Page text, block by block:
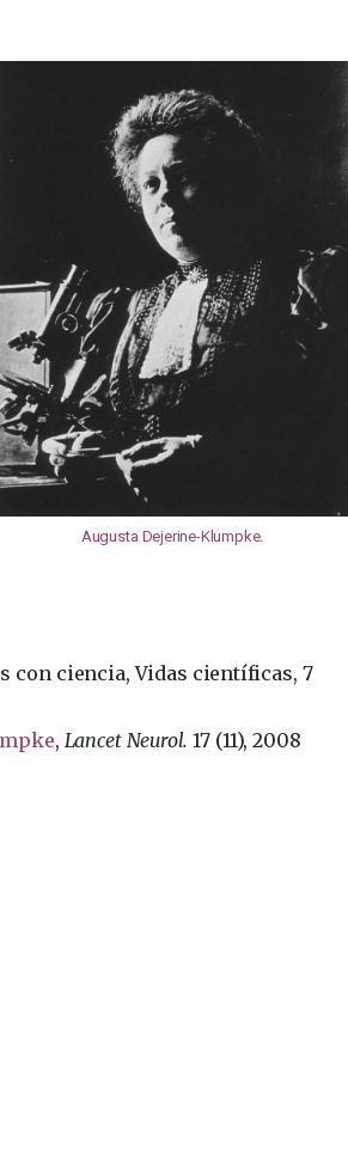
Augusta Dejerine-Klumpke.
con ciencia, Vidas científicas, 7
, Lancet Neurol. 17 (11), 2008